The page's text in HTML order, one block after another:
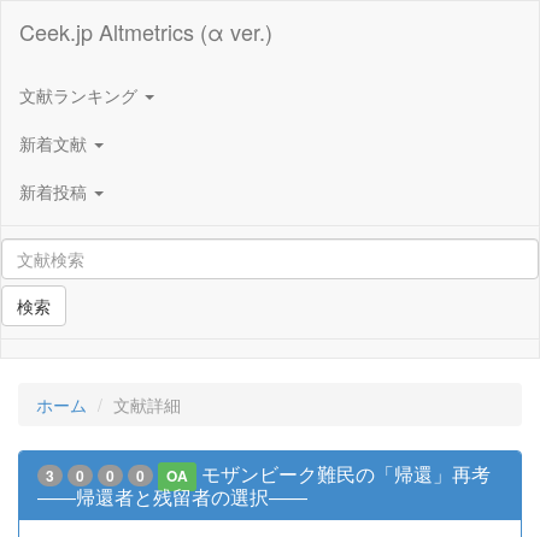
Ceek.jp Altmetrics (α ver.)
文献ランキング
新着文献
新着投稿
検索
ホーム 文献詳細
3 0 0 0 OA
モザンビーク難民の「帰還」再考
――帰還者と残留者の選択――